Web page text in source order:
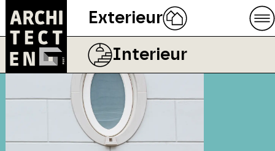
Exterieur
Interieur